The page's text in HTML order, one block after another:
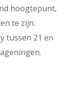
hoogtepunt,
te zijn.
tussen 21 en